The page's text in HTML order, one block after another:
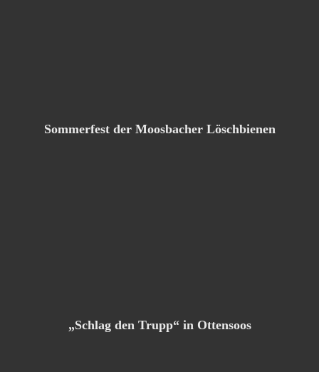
Sommerfest der Moosbacher Löschbienen
„Schlag den Trupp“ in Ottensoos